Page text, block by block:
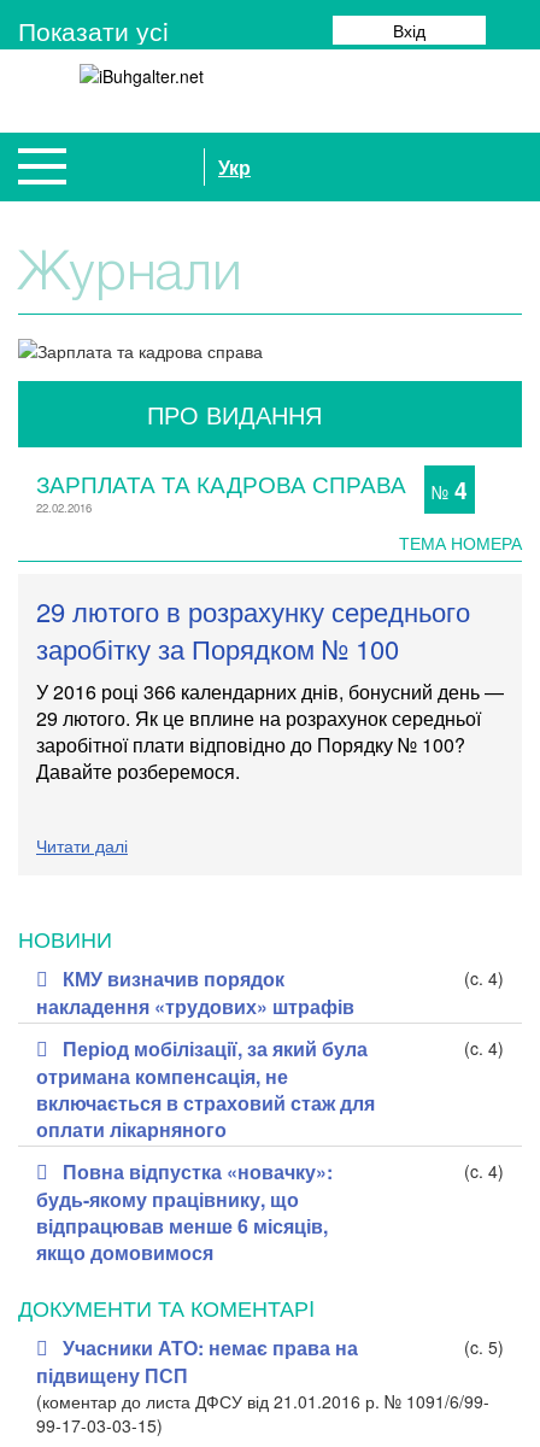
Показати усi Вхід
Укр
Журнали
ПРО ВИДАННЯ
ЗАРПЛАТА ТА КАДРОВА СПРАВА
22.02.2016
№ 4
ТЕМА НОМЕРА
29 лютого в розрахунку середнього
заробітку за Порядком № 100
У 2016 році 366 календарних днів, бонусний день—
29лютого. Як це вплине на розрахунок середньої
заробітної плати відповідно до Порядку № 100?
Давайте розберемося.
Читати далі
НОВИНИ
КМУ визначив порядок
накладення «трудових» штрафів
(c. 4)
Період мобілізації, за який була
отримана компенсація, не
включається в страховий стаж для
оплати лікарняного
(c. 4)
Повна відпустка «новачку»:
будь-якому працівнику, що
відпрацював менше 6 місяців,
якщо домовимося
(c. 4)
ДОКУМЕНТИ ТА КОМЕНТАРI
Учасники АТО: немає права на
підвищену ПСП
(c. 5)
(коментар до листа ДФСУ від 21.01.2016 р. № 1091/6/99-
99-17-03-03-15)